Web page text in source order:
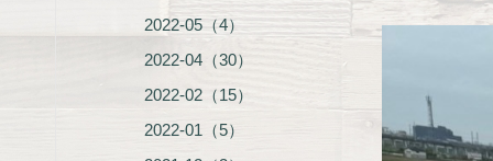
2022-05（4）
2022-04（30）
2022-02（15）
2022-01（5）